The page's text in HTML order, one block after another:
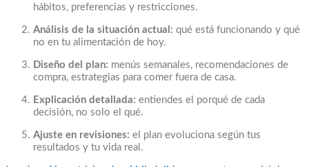
hábitos, preferencias y restricciones.
Análisis de la situación actual: qué está funcionando y qué
no en tu alimentación de hoy.
Diseño del plan: menús semanales, recomendaciones de
compra, estrategias para comer fuera de casa.
Explicación detallada: entiendes el porqué de cada
decisión, no solo el qué.
Ajuste en revisiones: el plan evoluciona según tus
resultados y tu vida real.